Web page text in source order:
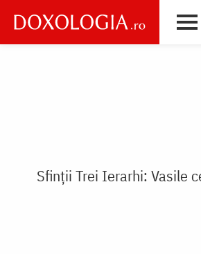
main
Sfinții Trei Ierarhi: Vasile